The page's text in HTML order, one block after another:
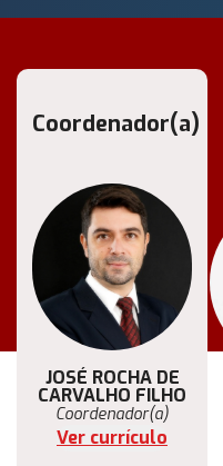
Coordenador(a)
JOSÉ ROCHA DE
CARVALHO FILHO
Coordenador(a)
Ver currículo